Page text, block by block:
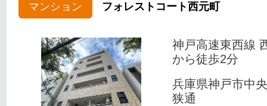
マンション フォレストコート西元町
神戸高速東西線
から徒歩2分
兵庫県神戸市中
狭通